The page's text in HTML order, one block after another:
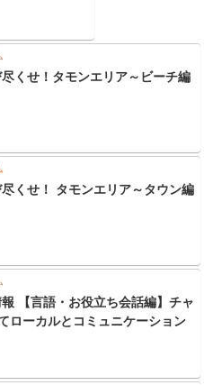
くせ！タモンエリア～ビーチ編
くせ！ タモンエリア～タウン編
【言語・お役立ち会話編】チャ
ローカルとコミュニケーション